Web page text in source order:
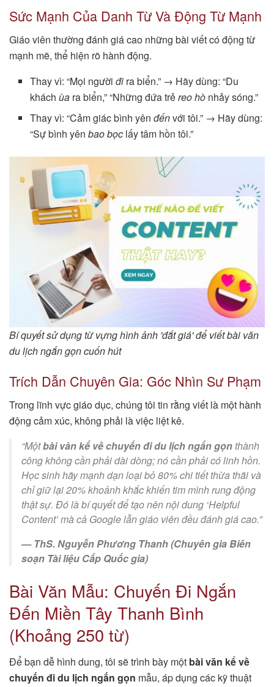
Sức Mạnh Của Danh Từ Và Động Từ Mạnh
Giáo viên thường đánh giá cao những bài viết có động từ
mạnh mẽ, thể hiện rõ hành động.
Thay vì: “Mọi ngườiđi ra biển.” → Hãy dùng: “Du
kháchùa ra biển,” “Những đứa trẻreo hò nhảy sóng.”
Thay vì: “Cảm giác bình yênđếnvới tôi.” → Hãy dùng:
“Sự bình yênbao bọc lấy tâm hồn tôi.”
Bí quyết sử dụng từ vựng hình ảnh 'đắt giá' để viết bài văn
du lịch ngắn gọn cuốn hút
Trích Dẫn Chuyên Gia: Góc Nhìn Sư Phạm
Trong lĩnh vực giáo dục, chúng tôi tin rằng viết là một hành
động cảm xúc, không phải là việc liệt kê.
“Mộtbài văn kể về chuyến đi du lịch ngắn gọn thành
công không cần phải dài dòng; nó cần phải cólinh hồn.
Học sinh hãy mạnh dạn loại bỏ 80% chi tiết thừa thãi và
chỉ giữ lại 20% khoảnh khắc khiến tim mình rung động
thật sự. Đó là bí quyết để tạo nên nội dung ‘Helpful
Content’ mà cả Google lẫn giáo viên đều đánh giá cao.”
— ThS. Nguyễn Phương Thanh (Chuyên gia Biên
soạn Tài liệu Cấp Quốc gia)
Bài Văn Mẫu: Chuyến Đi Ngắn
Đến Miền Tây Thanh Bình
(Khoảng 250 từ)
Để bạn dễ hình dung, tôi sẽ trình bày một bài văn kể về
chuyến đi du lịch ngắn gọn mẫu, áp dụng các kỹ thuật